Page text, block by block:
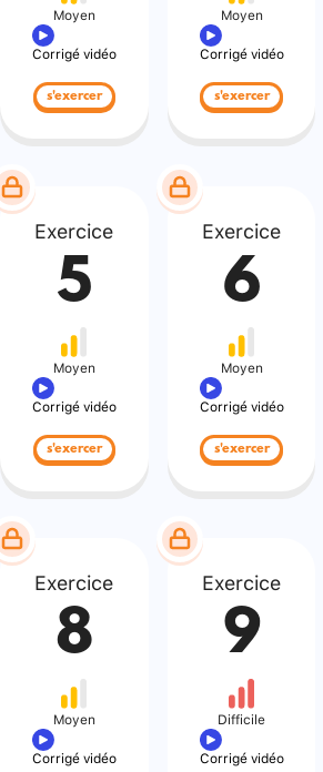
Moyen
Corrigé vidéo
s'exercer
Moyen
Corrigé vidéo
s'exercer
Exercice
5
Moyen
Corrigé vidéo
s'exercer
Exercice
6
Moyen
Corrigé vidéo
s'exercer
Exercice
8
Moyen
Corrigé vidéo
Exercice
9
Difficile
Corrigé vidéo